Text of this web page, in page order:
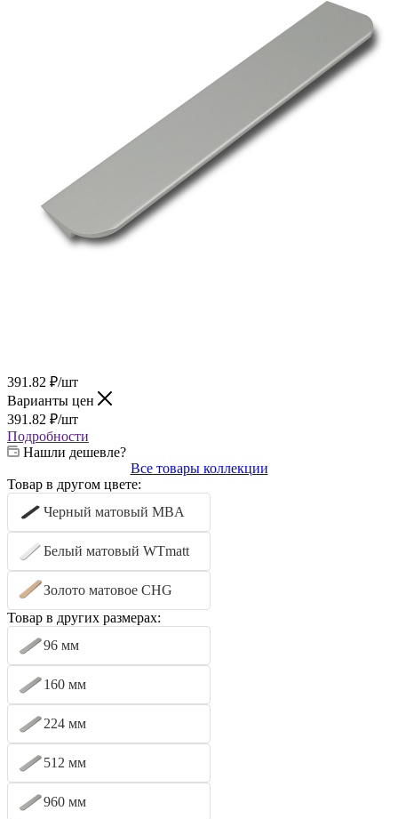
391.82 ₽/шт
Варианты цен
391.82 ₽/шт
Подробности
Нашли дешевле?
Все товары коллекции
Товар в другом цвете:
Черный матовый MBA
Белый матовый WTmatt
Золото матовое CHG
Товар в других размерах:
96 мм
160 мм
224 мм
512 мм
960 мм